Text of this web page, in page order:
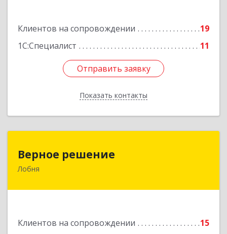
Клиентов на сопровождении
19
1С:Специалист
11
Отправить заявку
Показать контакты
Отправить заявку
Назад
Верное решение
Лобня
Клиентов на сопровождении
15
141730, Московская обл, Лобня г, Чехова ул,